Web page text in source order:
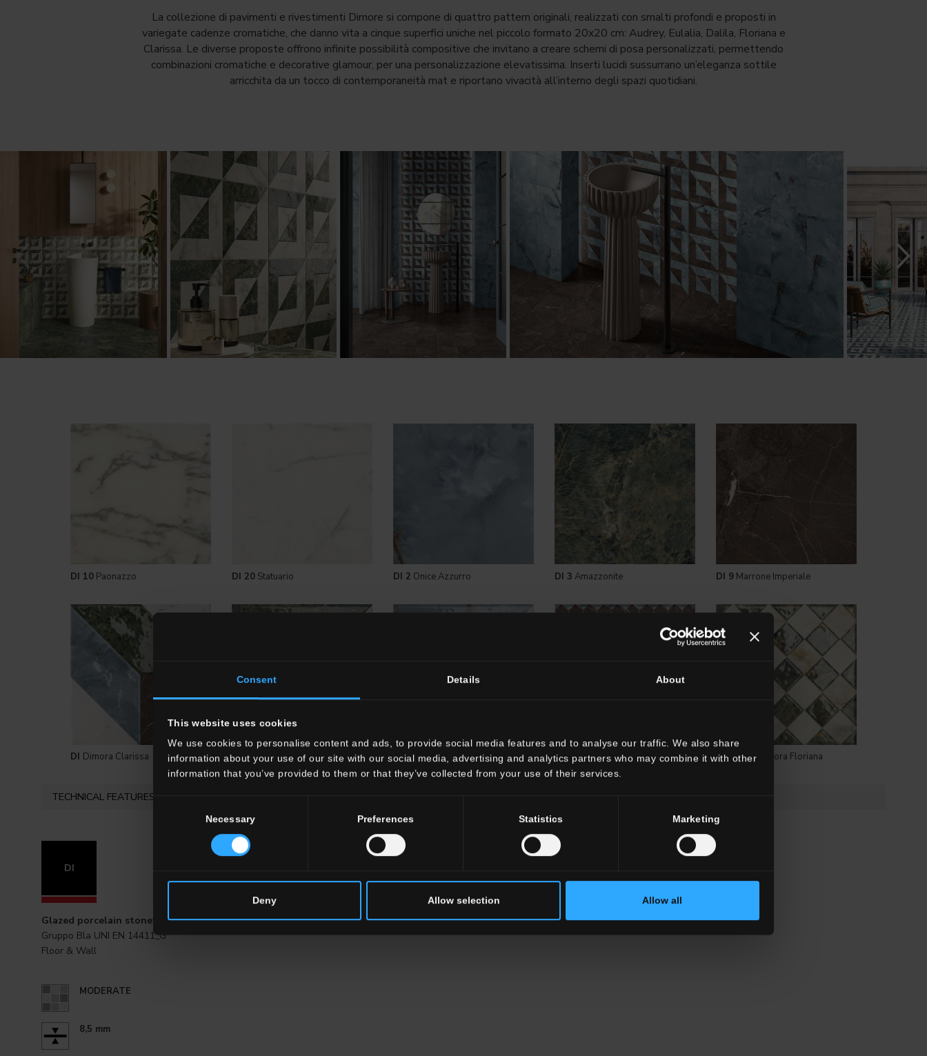
Consent Details About
This website uses cookies
We use cookies to personalise content and ads, to provide social media features and to analyse our traffic. We also share
information about your use of our site with our social media, advertising and analytics partners who may combine it with other
information that you’ve provided to them or that they’ve collected from your use of their services.
Consent
Necessary Preferences Statistics Marketing
Deny Allow selection Allow all
La collezione di pavimenti e rivestimenti Dimore si compone di quattro pattern originali, realizzati con smalti profondi e proposti in
variegate cadenze cromatiche, che danno vita a cinque superfici uniche nel piccolo formato 20x20 cm: Audrey, Eulalia, Dalila, Floriana e
Clarissa. Le diverse proposte offrono infinite possibilità compositive che invitano a creare schemi di posa personalizzati, permettendo
combinazioni cromatiche e decorative glamour, per una personalizzazione elevatissima. Inserti lucidi sussurrano un’eleganza sottile
arricchita da un tocco di contemporaneità mat e riportano vivacità all’interno degli spazi quotidiani.
DI 10 Paonazzo DI 20 Statuario DI 2 Onice Azzurro DI 3 Amazzonite DI 9 Marrone Imperiale
DI Dimora Clarissa DIDecori Dimora Audrey DIDecori Dimora Eulalia DIDecori Dimora Dalila DI Decori Dimora Floriana
TECHNICAL FEATURES
DI
Glazed porcelain stoneware
Gruppo Bla UNI EN 14411_G
Floor & Wall
MODERATE
8,5 mm